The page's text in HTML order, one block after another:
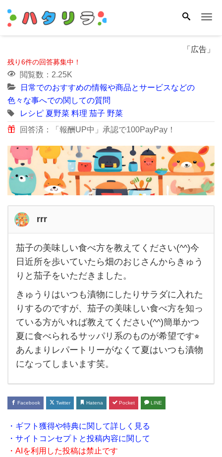
「広告」
残り6件の回答募集中！
閲覧数：2.25K
日常でのおすすめの情報や商品とサービスなどの
色々な事へでの関しての質問
レシピ 夏野菜 料理 茄子 野菜
回答済：「報酬UP中」承認で100PayPay！
rrr
茄
子
美
味
し
い
食
を
教
え
て
茄子の美味しい食べ方を教えてください(^^)今
日近所を歩いていたら畑のおじさんからきゅう
りと茄子をいただきました。
きゅうりはいつも漬物にしたりサラダに入れた
りするのですが、茄子の美味しい食べ方を知っ
ている方がいれば教えてください(^^)簡単かつ
夏に食べられるサッパリ系のものが希望です⭐︎
あんまりレパートリーがなくて夏はいつも漬物
になってしまいます笑。
Facebook Twitter Hatena Pocket LINE
・ギフト獲得や特典に関して詳しく見る
・サイトコンセプトと投稿内容に関して
・AIを利用した投稿は禁止です